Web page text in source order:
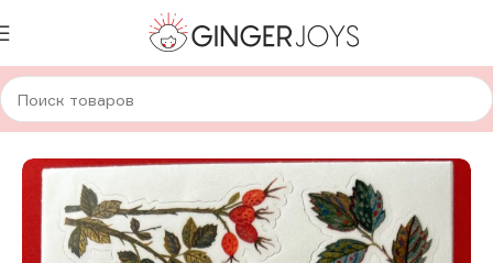
Главная Авторская канцелярия Стикеры А6